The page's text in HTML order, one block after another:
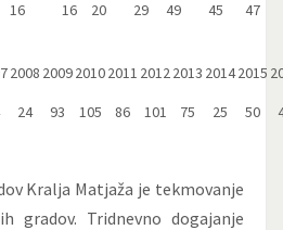
16 16 20 29 49 45 47
2008 200920102011 20122013 20142015
24 93 105 86 101 75 25 50
Kralja Matjaža je tekmovanje
gradov. Tridnevno dogajanje